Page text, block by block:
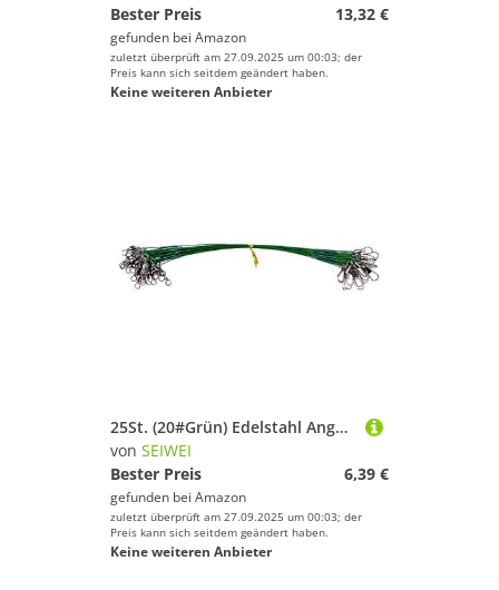
Bester Preis
13,32 €
gefunden bei Amazon
zuletzt überprüft am 27.09.2025 um 00:03; der
Preis kann sich seitdem geändert haben.
Keine weiteren Anbieter
25St. (20#Grün) Edelstahl Angeldraht Vorfächer mit Schnapper & Wirbel, Anti-Biss Köder Drahtvorfächer für Hecht Barsch Zander, Salzwasser Süßwasser Angelzubehör Tackle
von SEIWEI
Bester Preis
6,39 €
gefunden bei Amazon
zuletzt überprüft am 27.09.2025 um 00:03; der
Preis kann sich seitdem geändert haben.
Keine weiteren Anbieter